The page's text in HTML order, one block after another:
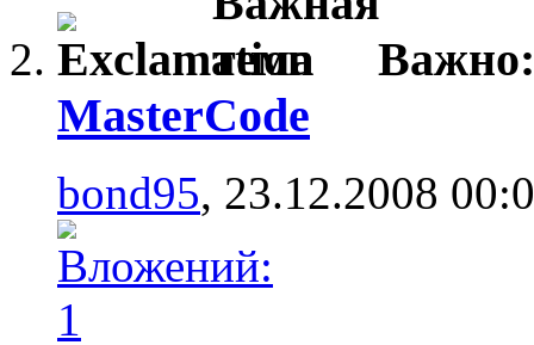
MasterCode
bond95, 23.12.2008